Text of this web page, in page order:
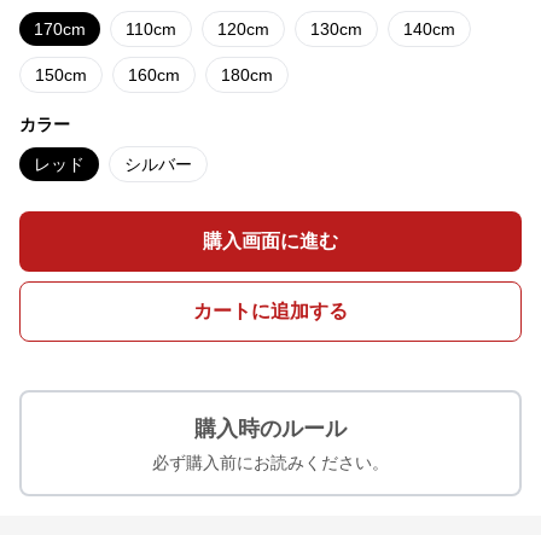
170cm 110cm 120cm 130cm 140cm
150cm 160cm 180cm
カラー
レッド シルバー
購入画面に進む
カートに追加する
購入時のルール
必ず購入前にお読みください。